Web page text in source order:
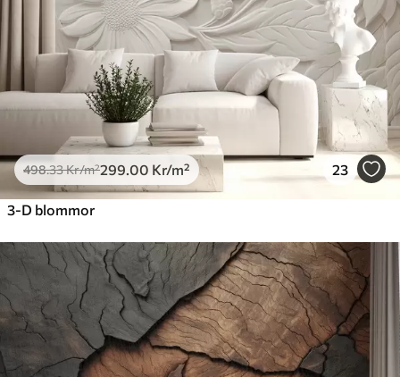
725 .00435.00Kr/m²
Peel and Stick
900 .00540.00 Kr/m²
498.33Kr/m²299 .00 Kr/m² 23
3-D blommor